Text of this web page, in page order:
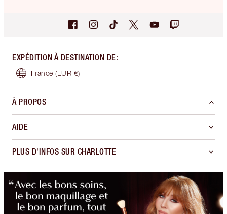
EXPÉDITION À DESTINATION DE:
France (EUR €)
À PROPOS
AIDE
PLUS D'INFOS SUR CHARLOTTE